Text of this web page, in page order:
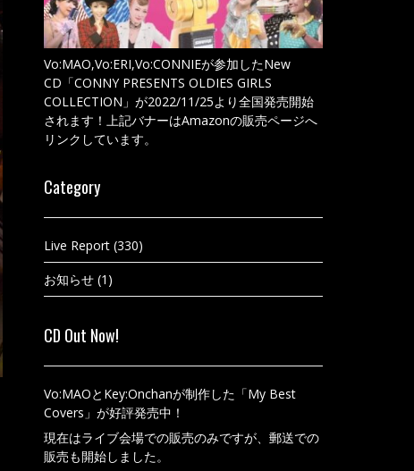
Vo:MAO,Vo:ERI,Vo:CONNIEが参加したNew
CD「CONNY PRESENTS OLDIES GIRLS
COLLECTION」が2022/11/25より全国発売開始
されます！上記バナーはAmazonの販売ページへ
リンクしています。
Category
Live Report (330)
お知らせ (1)
CD Out Now!
Vo:MAOとKey:Onchanが制作した「My Best
Covers」が好評発売中！
現在はライブ会場での販売のみですが、郵送での
販売も開始しました。